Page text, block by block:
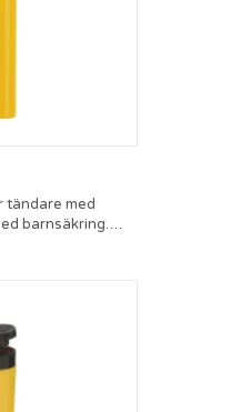
tändare med
barnsäkring.